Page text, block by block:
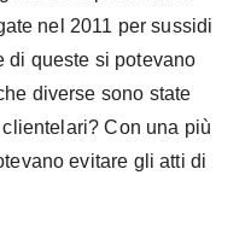
nel 2011 per sussidi
di queste si potevano
diverse sono state
Con una più
evitare gli atti di